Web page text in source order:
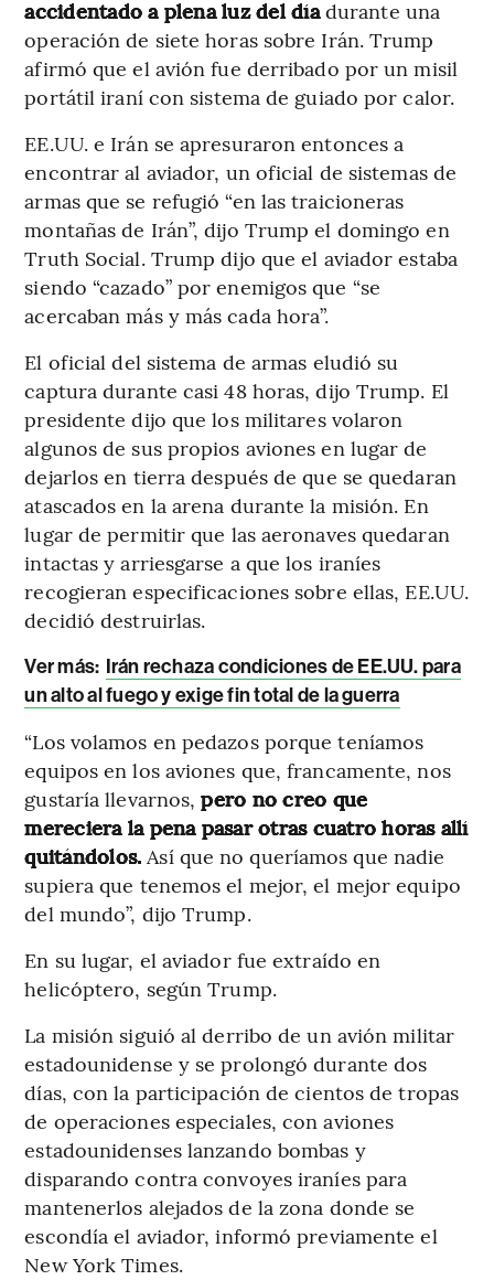
accidentado a plena luz del díadurante una
operación de siete horas sobre Irán. Trump
afirmó que el avión fue derribado por un misil
portátil iraní con sistema de guiado por calor.
EE.UU. e Irán se apresuraron entonces a
encontrar al aviador, un oficial de sistemas de
armas que se refugió “en las traicioneras
montañas de Irán”, dijo Trump el domingo en
Truth Social. Trump dijo que el aviador estaba
siendo “cazado” por enemigos que “se
acercaban más y más cada hora”.
El oficial del sistema de armas eludió su
captura durante casi 48 horas, dijo Trump. El
presidente dijo que los militares volaron
algunos de sus propios aviones en lugar de
dejarlos en tierra después de que se quedaran
atascados en la arena durante la misión. En
lugar de permitir que las aeronaves quedaran
intactas y arriesgarse a que los iraníes
recogieran especificaciones sobre ellas, EE.UU.
decidió destruirlas.
Ver más: Irán rechaza condiciones de EE.UU. para
un alto al fuego y exige fin total de la guerra
“Los volamos en pedazos porque teníamos
equipos en los aviones que, francamente, nos
gustaría llevarnos,pero no creo que
mereciera la pena pasar otras cuatro horas allí
quitándolos. Así que no queríamos que nadie
supiera que tenemos el mejor, el mejor equipo
del mundo”, dijo Trump.
En su lugar, el aviador fue extraído en
helicóptero, según Trump.
La misión siguió al derribo de un avión militar
estadounidense y se prolongó durante dos
días, con la participación de cientos de tropas
de operaciones especiales, con aviones
estadounidenses lanzando bombas y
disparando contra convoyes iraníes para
mantenerlos alejados de la zona donde se
escondía el aviador, informó previamente el
New York Times.